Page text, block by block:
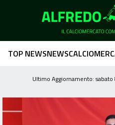
TOP NEWSNEWS
Ultimo Aggiornamento: